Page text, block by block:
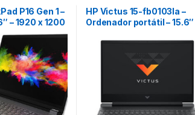
P16 Gen 1 –
– 1920 x 1200
I7-12800HX –
SDRAM –
NVIDIA RTX
11 Pro –
warranty
HP Victus 15-fb0103la –
Ordenador portátil – 15.6″
5600H – 8 GB DDR4
– 512 GB SSD – NVIDIA
GeForce RTX 3050 –
Windows 10 Home – Sin